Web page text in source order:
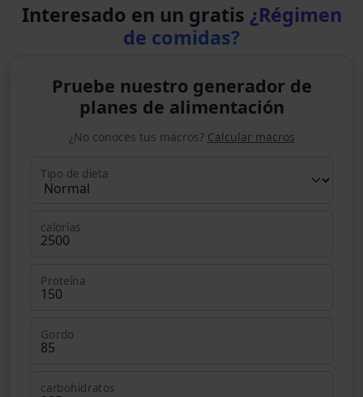
Interesado en un gratis ¿Régimen
de comidas?
Pruebe nuestro generador de
planes de alimentación
¿No conoces tus macros? Calcular macros
Tipo de dieta
calorías
Proteína
Gordo
carbohidratos